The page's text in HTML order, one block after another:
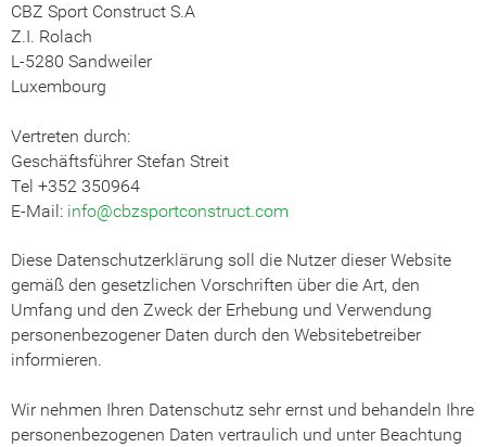
CBZ Sport Construct S.A
Z.I. Rolach
L-5280 Sandweiler
Luxembourg
Vertreten durch:
Geschäftsführer Stefan Streit
Tel +352 350964
E-Mail: info@cbzsportconstruct.com
Diese Datenschutzerklärung soll die Nutzer dieser Website
gemäß den gesetzlichen Vorschriften über die Art, den
Umfang und den Zweck der Erhebung und Verwendung
personenbezogener Daten durch den Websitebetreiber
informieren.
Wir nehmen Ihren Datenschutz sehr ernst und behandeln Ihre
personenbezogenen Daten vertraulich und unter Beachtung